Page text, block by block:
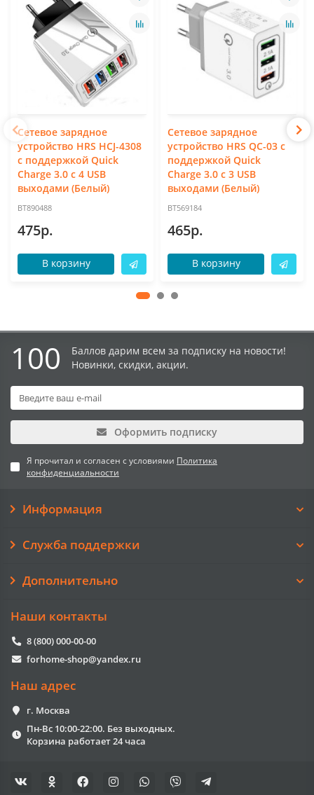
Сетевое зарядное
устройство HRS HCJ-4308
с поддержкой Quick
Charge 3.0 с 4 USB
выходами (Белый)
BT890488
475р.
В корзину
Сетевое зарядное
устройство HRS QC-03 с
поддержкой Quick
Charge 3.0 с 3 USB
выходами (Белый)
BT569184
465р.
В корзину
100
Баллов дарим всем за подписку на новости!
Новинки, скидки, акции.
Оформить подписку
Я прочитал и согласен с условиями Политика
конфиденциальности
Информация
Служба поддержки
Дополнительно
Наши контакты
8 (800) 000-00-00
forhome-shop@yandex.ru
Наш адрес
г. Москва
Пн-Вс 10:00-22:00. Без выходных.
Корзина работает 24 часа